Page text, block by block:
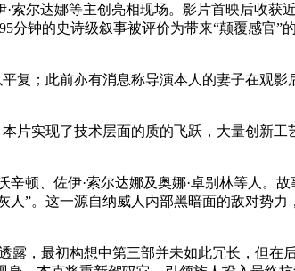
索尔达娜等主创亮相现场。影片首映后收获
钟的史诗级叙事被评价为带来“颠覆感官”
复；此前亦有消息称导演本人的妻子在观影
片实现了技术层面的质的飞跃，大量创新
顿、佐伊·索尔达娜及奥娜·卓别林等人。
”。这一源自纳威人内部黑暗面的敌对势
，最初构想中第三部并未如此冗长，但在